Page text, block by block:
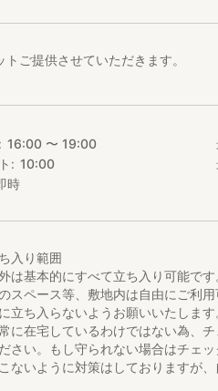
には数多くの飲食店があり、お寿
日町・津南エリアにはアート作品
現代美術館「MonET」まで車で15
オンなかさと」「ゆくら妻有」まで
「松之山温泉」：車で25分
り
各種500円引きでステイ先の古民
も通常のお客様よりも2時間早い14時
ご提供させていただきます。
16:00 〜 19:00
10:00
時
入り範囲
は基本的にすべて立ち入り可能です
スペース等、敷地内は自由にご利
立ち入らないようお願いいたします
に在宅しているわけではない為、
さい。もし守られない場合はチェ
ないように対策はしておりますが